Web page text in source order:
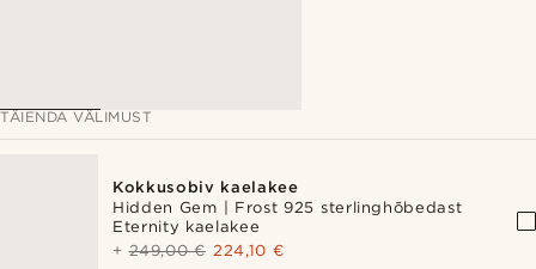
TÄIENDA VÄLIMUST
Kokkusobiv kaelakee
Hidden Gem | Frost 925 sterlinghõbedast
Eternity kaelakee
+249,00 € 224,10 €